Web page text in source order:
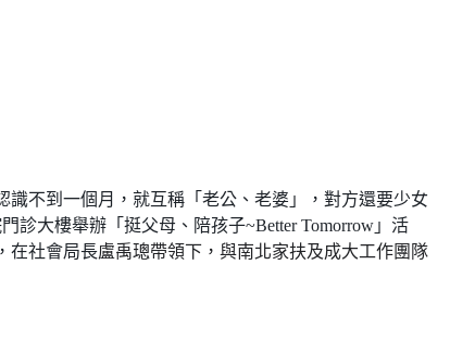
不到一個月，就互稱「老公、老婆」，對方還要少女
診大樓舉辦「挺父母、陪孩子~Better Tomorrow 」活
在社會局長盧禹璁帶領下，與南北家扶及成大工作團隊